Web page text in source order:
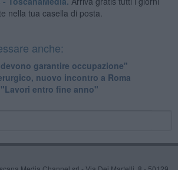
nella tua casella di posta.
anche:
garantire occupazione"
nuovo incontro a Roma
entro fine anno"